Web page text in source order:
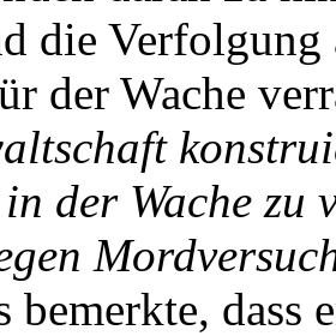
die
der Wache
der Wache zu
bemerkte, dass